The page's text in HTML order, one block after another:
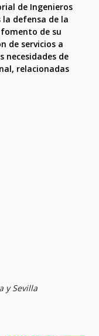
de Ingenieros
defensa de la
de su
de servicios a
necesidades de
relacionadas
y Sevilla